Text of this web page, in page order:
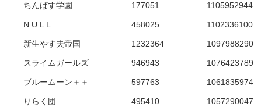
ちんぱす学園 177051 1105952944
N U L L 458025 1102336100
新生やす夫帝国 1232364 1097988290
スライムガールズ 946943 1076423789
ブルームーン＋＋ 597763 1061835974
りらく団 495410 1057290047